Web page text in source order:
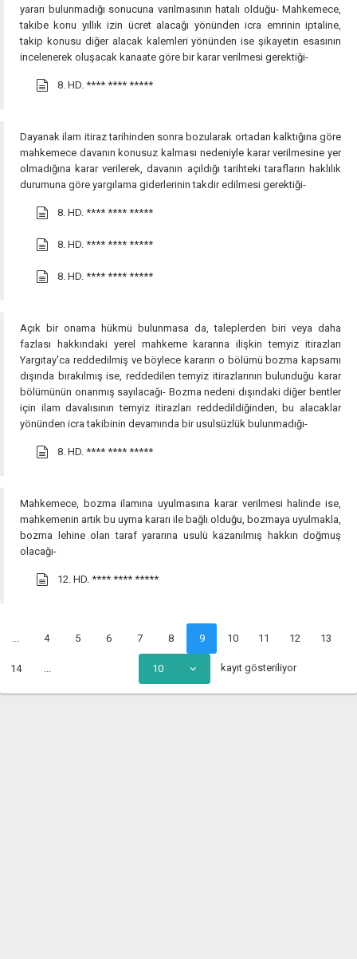
yararı bulunmadığı sonucuna varılmasının hatalı olduğu- Mahkemece,
takibe konu yıllık izin ücret alacağı yönünden icra emrinin iptaline,
takip konusu diğer alacak kalemleri yönünden ise şikayetin esasının
incelenerek oluşacak kanaate göre bir karar verilmesi gerektiği-
8. HD. **** **** *****
Dayanak ilam itiraz tarihinden sonra bozularak ortadan kalktığına göre
mahkemece davanın konusuz kalması nedeniyle karar verilmesine yer
olmadığına karar verilerek, davanın açıldığı tarihteki tarafların haklılık
durumuna göre yargılama giderlerinin takdir edilmesi gerektiği-
8. HD. **** **** *****
8. HD. **** **** *****
8. HD. **** **** *****
Açık bir onama hükmü bulunmasa da, taleplerden biri veya daha
fazlası hakkındaki yerel mahkeme kararına ilişkin temyiz itirazları
Yargıtay'ca reddedilmiş ve böylece kararın o bölümü bozma kapsamı
dışında bırakılmış ise, reddedilen temyiz itirazlarının bulunduğu karar
bölümünün onanmış sayılacağı- Bozma nedeni dışındaki diğer bentler
için ilam davalısının temyiz itirazları reddedildiğinden, bu alacaklar
yönünden icra takibinin devamında bir usulsüzlük bulunmadığı-
8. HD. **** **** *****
Mahkemece, bozma ilamına uyulmasına karar verilmesi halinde ise,
mahkemenin artık bu uyma kararı ile bağlı olduğu, bozmaya uyulmakla,
bozma lehine olan taraf yararına usulü kazanılmış hakkın doğmuş
olacağı-
12. HD. **** **** *****
... 4 5 6 7 8 9 10 11 12 13
14 ... 10 kayıt gösteriliyor